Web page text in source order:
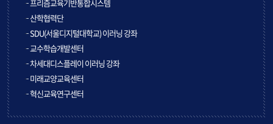
프리즘교육기반통합시스템
산학협력단
SDU(서울디지털대학교) 이러닝 강좌
교수학습개발센터
차세대디스플레이 이러닝 강좌
미래교양교육센터
혁신교육연구센터